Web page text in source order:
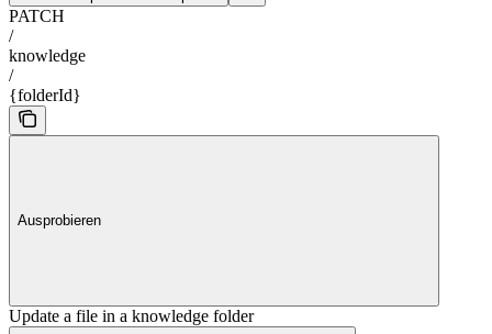
PATCH
/
knowledge
/
{folderId}
Ausprobieren
Update a file in a knowledge folder